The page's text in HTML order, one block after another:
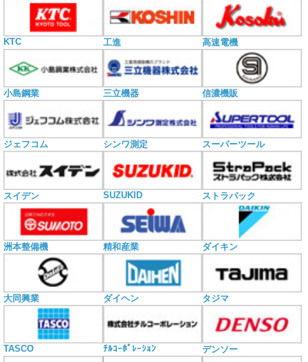
KTC 工進 高速電機
小島鋼業 三立機器 信濃機販
ジェフコム シンワ測定 スーパーツール
スイデン SUZUKID ストラパック
洲本整備機 精和産業 ダイキン
大同興業 ダイヘン タジマ
TASCO ﾁﾙｺｰﾎﾟﾚｰｼｮﾝ デンソー